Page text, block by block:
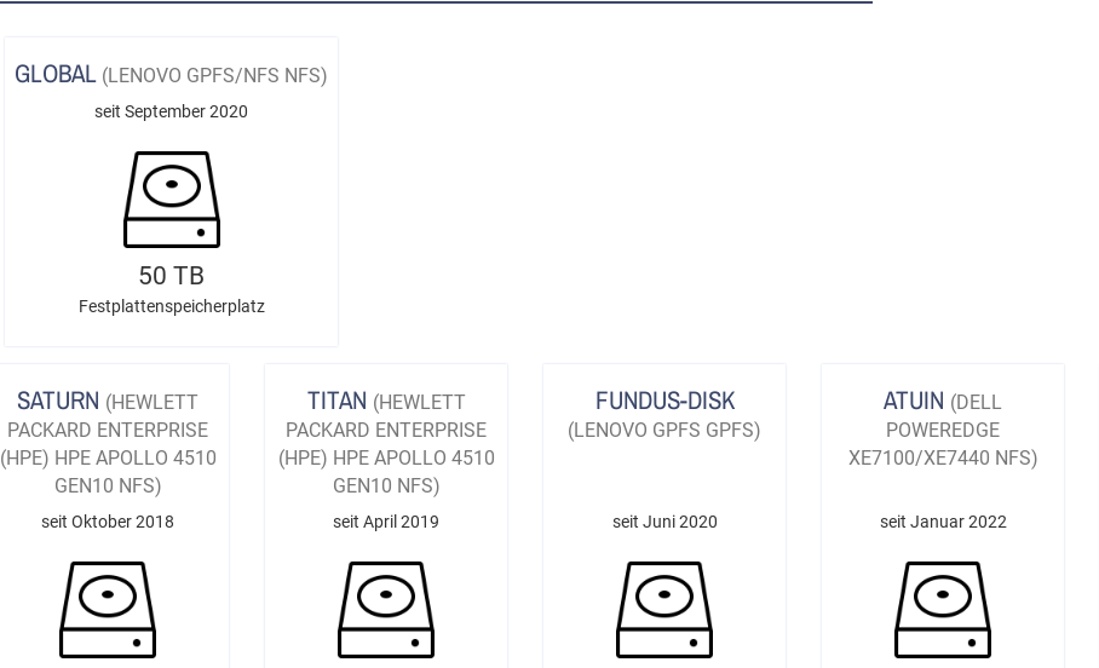
GLOBAL (LENOVO GPFS/NFS NFS)
seit September 2020
50 TB
Festplattenspeicherplatz
SATURN (HEWLETT
PACKARD ENTERPRISE
(HPE) HPE APOLLO 4510
GEN10 NFS)
seit Oktober 2018
TITAN (HEWLETT
PACKARD ENTERPRISE
(HPE) HPE APOLLO 4510
GEN10 NFS)
seit April 2019
FUNDUS-DISK
(LENOVO GPFS GPFS)
seit Juni 2020
ATUIN (DELL
POWEREDGE
XE7100/XE7440 NFS)
seit Januar 2022